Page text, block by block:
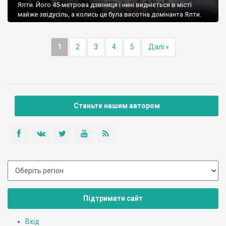
Ялти. Його 45-метрова дзвіниця і нині видніється в місті
майже звідусіль, а колись це була висотна домінанта Ялти.
1 2 3 4 5 Далі »
Станьте нашим автором
Підтримати сайт
Вхід